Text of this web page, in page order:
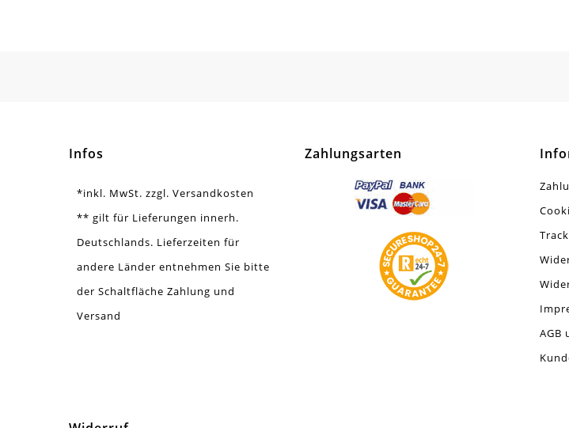
Infos
*inkl. MwSt. zzgl. Versandkosten
** gilt für Lieferungen innerh.
Deutschlands. Lieferzeiten für
andere Länder entnehmen Sie bitte
der Schaltfläche Zahlung und
Versand
Zahlungsarten
AGB